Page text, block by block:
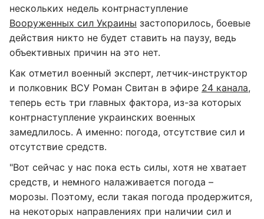
нескольких недель контрнаступление
Вооруженных сил Украины застопорилось, боевые
действия никто не будет ставить на паузу, ведь
объективных причин на это нет.
Как отметил военный эксперт, летчик-инструктор
и полковник ВСУ Роман Свитан в эфире 24 канала,
теперь есть три главных фактора, из-за которых
контрнаступление украинских военных
замедлилось. А именно: погода, отсутствие сил и
отсутствие средств.
"Вот сейчас у нас пока есть силы, хотя не хватает
средств, и немного налаживается погода –
морозы. Поэтому, если такая погода продержится,
на некоторых направлениях при наличии сил и